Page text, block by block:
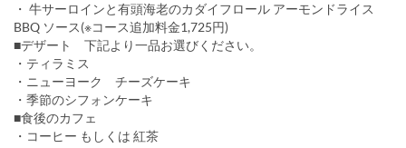
・ 牛サーロインと有頭海老のカダイフロール アーモンドライス
BBQ ソース(※コース追加料金1,725円)
■デザート 下記より一品お選びください。
・ティラミス
・ニューヨーク チーズケーキ
・季節のシフォンケーキ
■食後のカフェ
・コーヒー もしくは 紅茶